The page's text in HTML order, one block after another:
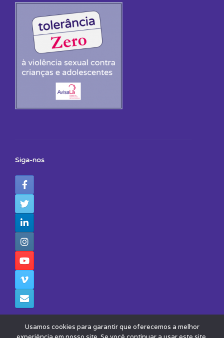
Siga-nos
Usamos cookies para garantir que oferecemos a melhor